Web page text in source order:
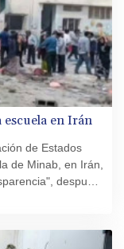
escuela en Irán
de Estados
de Minab, en Irán,
después
de un